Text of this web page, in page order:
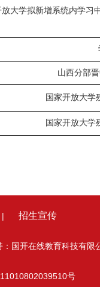
系统内学习中
学习中
山西分部晋中开
国家开放大学残疾
国家开放大学残疾
| 招生宣传
：国开在线教育科技有限
号